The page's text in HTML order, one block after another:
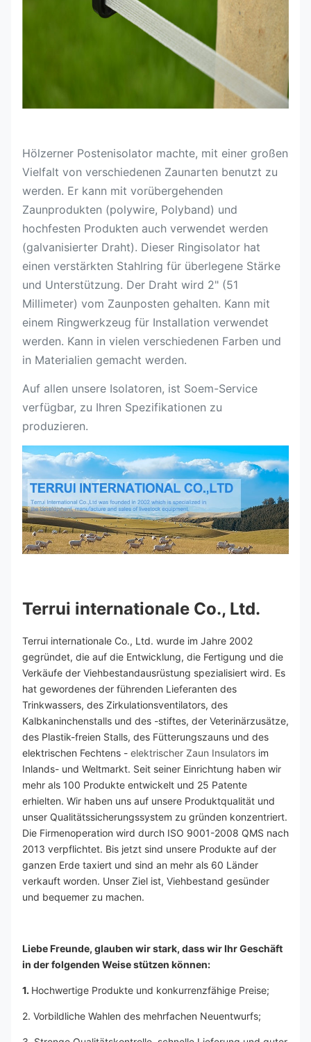
Hölzerner Postenisolator machte, mit einer großen
Vielfalt von verschiedenen Zaunarten benutzt zu
werden. Er kann mit vorübergehenden
Zaunprodukten (polywire, Polyband) und
hochfesten Produkten auch verwendet werden
(galvanisierter Draht). Dieser Ringisolator hat
einen verstärkten Stahlring für überlegene Stärke
und Unterstützung. Der Draht wird 2" (51
Millimeter) vom Zaunposten gehalten. Kann mit
einem Ringwerkzeug für Installation verwendet
werden. Kann in vielen verschiedenen Farben und
in Materialien gemacht werden.
Auf allen unsere Isolatoren, ist Soem-Service
verfügbar, zu Ihren Spezifikationen zu
produzieren.
Terrui internationale Co., Ltd.
Terrui internationale Co., Ltd. wurde im Jahre 2002
gegründet, die auf die Entwicklung, die Fertigung und die
Verkäufe der Viehbestandausrüstung spezialisiert wird. Es
hat gewordenes der führenden Lieferanten des
Trinkwassers, des Zirkulationsventilators, des
Kalbkaninchenstalls und des -stiftes, der Veterinärzusätze,
des Plastik-freien Stalls, des Fütterungszauns und des
elektrischen Fechtens - elektrischer Zaun Insulators im
Inlands- und Weltmarkt. Seit seiner Einrichtung haben wir
mehr als 100 Produkte entwickelt und 25 Patente
erhielten. Wir haben uns auf unsere Produktqualität und
unser Qualitätssicherungssystem zu gründen konzentriert.
Die Firmenoperation wird durch ISO 9001-2008 QMS nach
2013 verpflichtet. Bis jetzt sind unsere Produkte auf der
ganzen Erde taxiert und sind an mehr als 60 Länder
verkauft worden. Unser Ziel ist, Viehbestand gesünder
und bequemer zu machen.
Liebe Freunde, glauben wir stark, dass wir Ihr Geschäft
in der folgenden Weise stützen können:
1. Hochwertige Produkte und konkurrenzfähige Preise;
2. Vorbildliche Wahlen des mehrfachen Neuentwurfs;